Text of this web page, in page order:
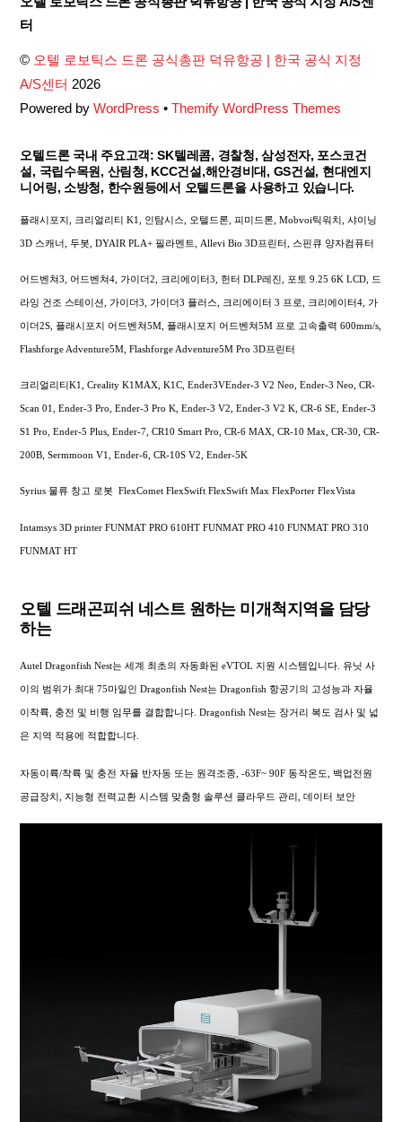
터
© 오텔 로보틱스 드론 공식총판 덕유항공 | 한국 공식 지정
A/S센터 2026
Powered byWordPress •Themify WordPress Themes
오텔드론 국내 주요고객: SK텔레콤, 경찰청, 삼성전자, 포스코건
설, 국립수목원, 산림청, KCC건설,해안경비대, GS건설, 현대엔지
니어링, 소방청, 한수원등에서 오텔드론을 사용하고 있습니다.
플래시포지, 크리얼리티 K1, 인탐시스, 오텔드론, 피미드론, Mobvoi틱워치, 샤이닝
3D 스캐너, 두봇, DYAIR PLA+ 필라멘트, Allevi Bio 3D프린터, 스핀큐 양자컴퓨터
어드벤쳐3, 어드벤쳐4, 가이더2, 크리에이터3, 헌터 DLP레진, 포토 9.25 6K LCD, 드
라잉 건조 스테이션, 가이더3, 가이더3 플러스, 크리에이터 3 프로, 크리에이터4, 가
이더2S, 플래시포지 어드벤쳐5M, 플래시포지 어드벤쳐5M 프로 고속출력 600mm/s,
Flashforge Adventure5M, Flashforge Adventure5M Pro 3D프린터
크리얼리티K1, Creality K1MAX, K1C, Ender3VEnder-3 V2 Neo, Ender-3 Neo, CR-
Scan 01, Ender-3 Pro, Ender-3 Pro K, Ender-3 V2, Ender-3 V2 K, CR-6 SE, Ender-3
S1 Pro, Ender-5 Plus, Ender-7, CR10 Smart Pro, CR-6 MAX, CR-10 Max, CR-30, CR-
200B, Sermmoon V1, Ender-6, CR-10S V2, Ender-5K
Syrius 물류 창고 로봇 FlexComet FlexSwift FlexSwift Max FlexPorter FlexVista
Intamsys 3D printer FUNMAT PRO 610HT FUNMAT PRO 410 FUNMAT PRO 310
FUNMAT HT
오텔 드래곤피쉬 네스트 원하는 미개척지역을 담당
하는
Autel Dragonfish Nest는 세계 최초의 자동화된 eVTOL 지원 시스템입니다. 유닛 사
이의 범위가 최대 75마일인 Dragonfish Nest는 Dragonfish 항공기의 고성능과 자율
이착륙, 충전 및 비행 임무를 결합합니다. Dragonfish Nest는 장거리 복도 검사 및 넓
은 지역 적용에 적합합니다.
자동이륙/착륙 및 충전 자율 반자동 또는 원격조종, -63F~ 90F 동작온도, 백업전원
공급장치, 지능형 전력교환 시스템 맞춤형 솔루션 클라우드 관리, 데이터 보안